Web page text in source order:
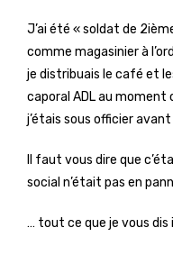
J’ai été « soldat de
comme magasinier à
je distribuais le café et
caporal ADL au moment
j’étais sous officier
Il faut vous dire que
social n’était pas en
… tout ce que je vous